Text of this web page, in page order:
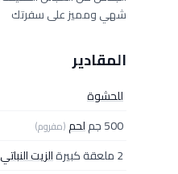
شهي ومميز على سفرتك
المقادير
للحشوة
500 جم
لحم(مفروم)
2 ملعقة كبيرة
الزيت النباتي